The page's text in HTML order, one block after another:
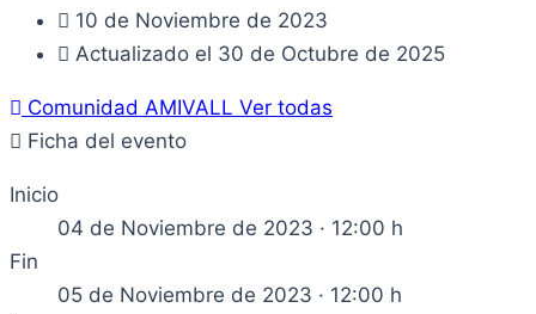
10 de Noviembre de 2023
Actualizado el 30 de Octubre de 2025
Comunidad AMIVALL Ver todas
Ficha del evento
Inicio
04 de Noviembre de 2023 · 12:00 h
Fin
05 de Noviembre de 2023 · 12:00 h